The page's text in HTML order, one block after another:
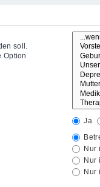
soll.
Option
Ja
Nur
Nur
Nur